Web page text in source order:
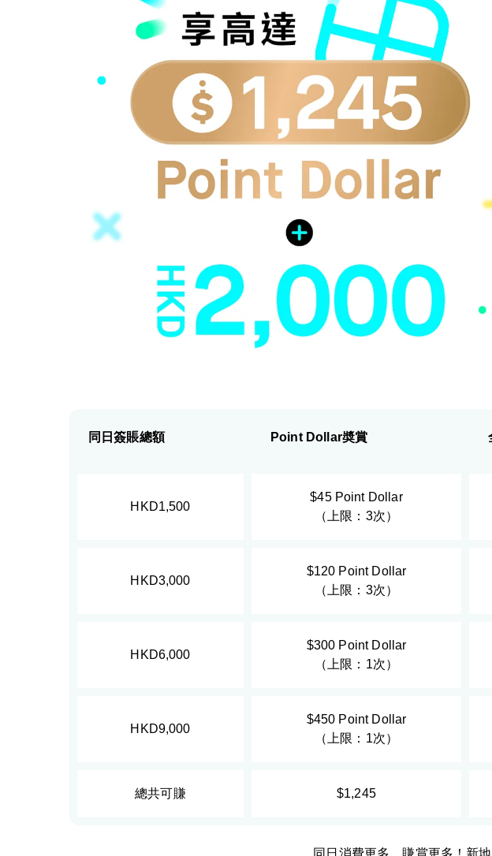
同日簽賬總額 Point Dollar奬賞
HKD1,500
$45 Point Dollar
（上限：3次）
HKD3,000
$120 Point Dollar
（上限：3次）
HKD6,000
$300 Point Dollar
（上限：1次）
HKD9,000
$450 Point Dollar
（上限：1次）
總共可賺 $1,245
同日消費更多，賺賞更多！新